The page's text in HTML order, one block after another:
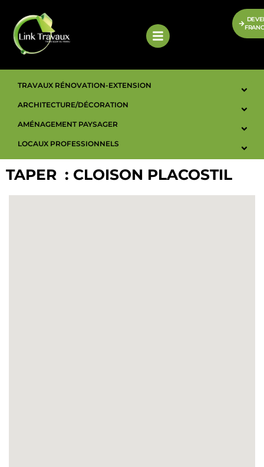
TRAVAUX RÉNOVATION-EXTENSION
ARCHITECTURE/DÉCORATION
AMÉNAGEMENT PAYSAGER
LOCAUX PROFESSIONNELS
TAPER : CLOISON PLACOSTIL